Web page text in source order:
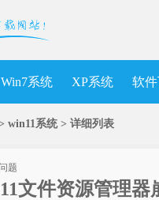
Win7系统 XP系统 软
win11系统 > 详细列表
文件资源管理器